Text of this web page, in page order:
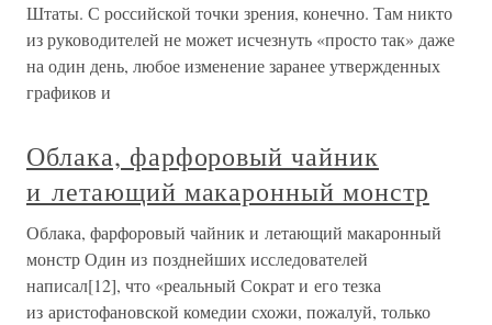
Штаты. С российской точки зрения, конечно. Там никто
из руководителей не может исчезнуть «просто так» даже
на один день, любое изменение заранее утвержденных
графиков и
Облака, фарфоровый чайник
и летающий макаронный монстр
Облака, фарфоровый чайник и летающий макаронный
монстр Один из позднейших исследователей
написал[12], что «реальный Сократ и его тезка
из аристофановской комедии схожи, пожалуй, только